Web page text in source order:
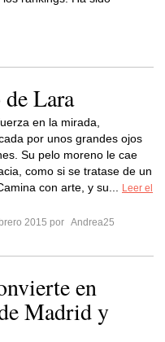
Lara
en la mirada,
por unos grandes ojos
Su pelo moreno le cae
como si se tratase de un
con arte, y su...
Leer el
2015 por Andrea25
en
Madrid y